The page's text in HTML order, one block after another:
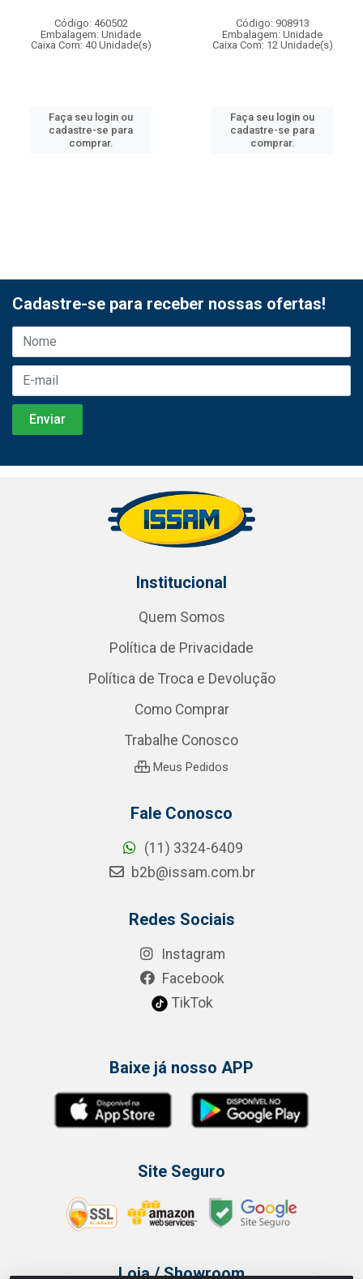
Código: 460502
Embalagem: Unidade
Caixa Com: 40 Unidade(s)
Faça seu login ou
cadastre-se para
comprar.
Código: 908913
Embalagem: Unidade
Caixa Com: 12 Unidade(s)
Faça seu login ou
cadastre-se para
comprar.
Cadastre-se para receber nossas ofertas!
Institucional
Quem Somos
Política de Privacidade
Política de Troca e Devolução
Como Comprar
Trabalhe Conosco
Meus Pedidos
Fale Conosco
(11) 3324-6409
b2b@issam.com.br
Redes Sociais
Instagram
Facebook
TikTok
Baixe já nosso APP
Site Seguro
Loja / Showroom